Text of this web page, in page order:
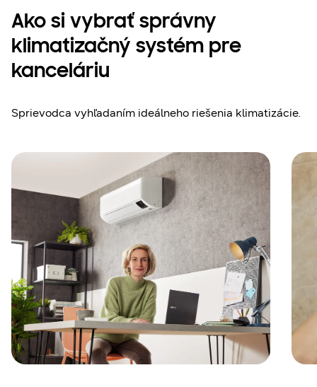
Ako si vybrať správny
klimatizačný systém pre
kanceláriu
Sprievodca vyhľadaním ideálneho riešenia klimatizácie.